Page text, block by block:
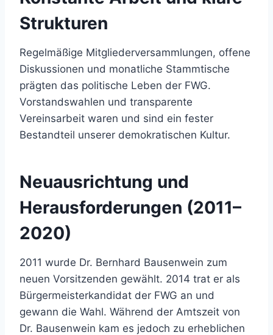
Strukturen
Regelmäßige Mitgliederversammlungen, offene
Diskussionen und monatliche Stammtische
prägten das politische Leben der FWG.
Vorstandswahlen und transparente
Vereinsarbeit waren und sind ein fester
Bestandteil unserer demokratischen Kultur.
Neuausrichtung und
Herausforderungen (2011–
2020)
2011 wurde Dr. Bernhard Bausenwein zum
neuen Vorsitzenden gewählt. 2014 trat er als
Bürgermeisterkandidat der FWG an und
gewann die Wahl. Während der Amtszeit von
Dr. Bausenwein kam es jedoch zu erheblichen